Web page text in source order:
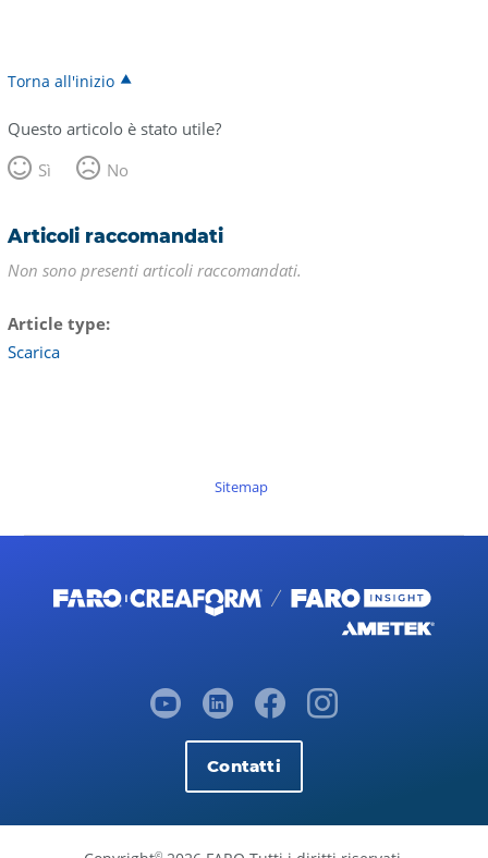
Torna all'inizio
Questo articolo è stato utile?
Sì
No
Articoli raccomandati
Non sono presenti articoli raccomandati.
Article type
Scarica
Sitemap
Contatti